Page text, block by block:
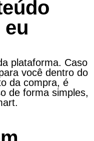
plataforma. Caso
você dentro do
da compra, é
de forma simples,